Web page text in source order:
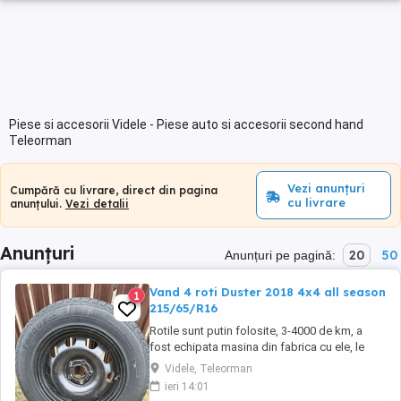
Piese si accesorii Videle - Piese auto si accesorii second hand
Teleorman
Cumpără cu livrare, direct din pagina
anunțului. Vezi detalii
Vezi anunțuri
cu livrare
Anunțuri Anunțuri pe pagină: 20 50
1
Vand 4 roti Duster 2018 4x4 all season
215/65/R16
Rotile sunt putin folosite, 3-4000 de km, a
fost echipata masina din fabrica cu ele, le
vand deoarece am trecut la jante de aliaj.
Anvelopele sunt marca Torque cu
urmatoarele specificatii: model TQ-HT701,
Videle, Teleorman
ieri 14:01